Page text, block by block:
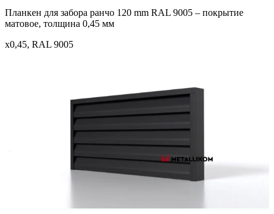
Планкен для забора ранчо 120 mm RAL 9005 – покрытие
матовое, толщина 0,45 мм
x0,45, RAL 9005